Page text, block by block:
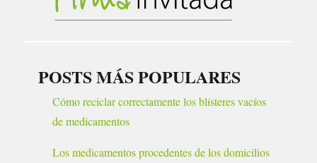
POSTS MÁS POPULARES
Cómo reciclar correctamente los blísteres vacíos
de medicamentos
Los medicamentos procedentes de los domicilios